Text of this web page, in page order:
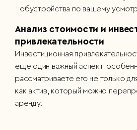
обустройства по вашему
Анализ стоимости и
привлекательности
Инвестиционная
еще один важный аспект,
рассматриваете его не только
как актив, который можно
аренду.